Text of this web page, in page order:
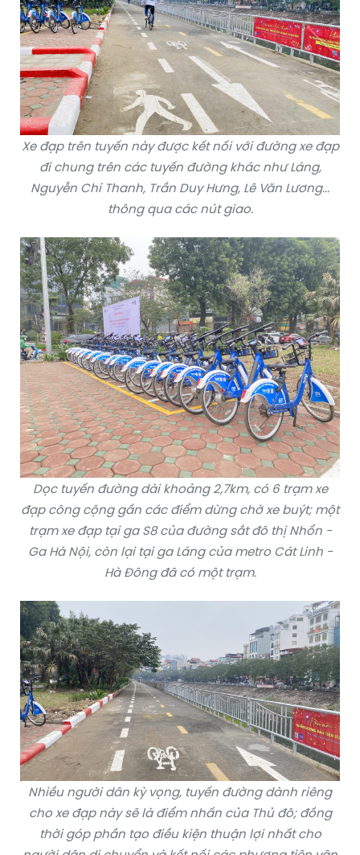
Xe đạp trên tuyến này được kết nối với đường xe đạp
đi chung trên các tuyến đường khác như Láng,
Nguyễn Chí Thanh, Trần Duy Hưng, Lê Văn Lương...
thông qua các nút giao.
Dọc tuyến đường dài khoảng 2,7km, có 6 trạm xe
đạp công cộng gần các điểm dừng chờ xe buýt; một
trạm xe đạp tại ga S8 của đường sắt đô thị Nhổn -
Ga Hà Nội, còn lại tại ga Láng của metro Cát Linh -
Hà Đông đã có một trạm.
Nhiều người dân kỳ vọng, tuyến đường dành riêng
cho xe đạp này sẽ là điểm nhấn của Thủ đô; đồng
thời góp phần tạo điều kiện thuận lợi nhất cho